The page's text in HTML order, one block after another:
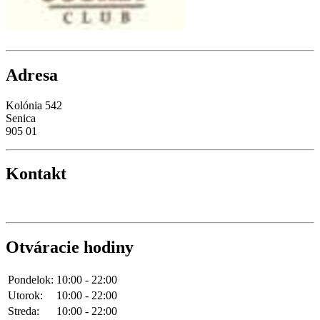
Adresa
Kolónia 542
Senica
905 01
Kontakt
Otváracie hodiny
Pondelok: 10:00 - 22:00
Utorok:
10:00 - 22:00
Streda:
10:00 - 22:00